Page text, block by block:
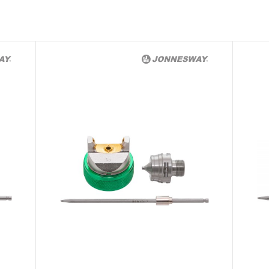
3.4.1 На изделия имеющие в своей
(ключи гаечные трещоточные, рукоятки
распространяется ограниченный срок
месяцев.
3.4.2 На измерительный и